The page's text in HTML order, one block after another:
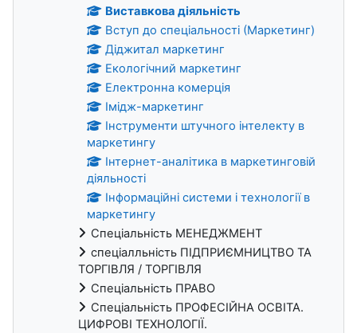
Виставкова діяльність
Вступ до спеціальності (Маркетинг)
Діджитал маркетинг
Екологічний маркетинг
Електронна комерція
Імідж-маркетинг
Інструменти штучного інтелекту в
маркетингу
Інтернет-аналітика в маркетинговій
діяльності
Інформаційні системи і технології в
маркетингу
Спеціальність МЕНЕДЖМЕНТ
спеціалльність ПІДПРИЄМНИЦТВО ТА
ТОРГІВЛЯ / ТОРГІВЛЯ
Спеціальність ПРАВО
Спеціальність ПРОФЕСІЙНА ОСВІТА.
ЦИФРОВІ ТЕХНОЛОГІЇ.